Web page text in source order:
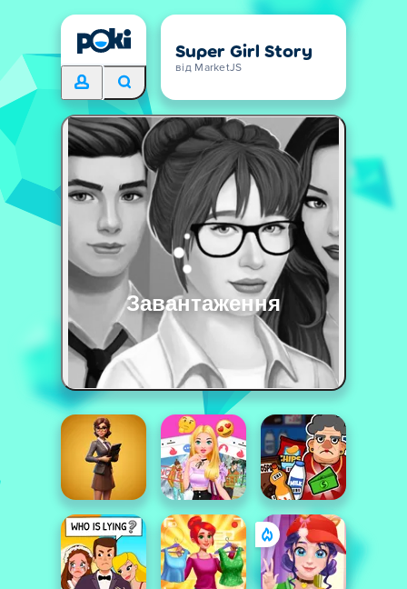
Super Girl Story
від MarketJS
Завантаження